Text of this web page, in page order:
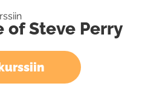
of Steve Perry